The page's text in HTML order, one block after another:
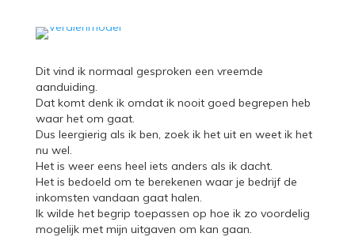
Dit vind ik normaal gesproken een vreemde
aanduiding.
Dat komt denk ik omdat ik nooit goed begrepen heb
waar het om gaat.
Dus leergierig als ik ben, zoek ik het uit en weet ik het
nu wel.
Het is weer eens heel iets anders als ik dacht.
Het is bedoeld om te berekenen waar je bedrijf de
inkomsten vandaan gaat halen.
Ik wilde het begrip toepassen op hoe ik zo voordelig
mogelijk met mijn uitgaven om kan gaan.